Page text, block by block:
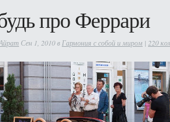
про Феррари
Сен 1, 2010 в Гармония с собой и миром | 220